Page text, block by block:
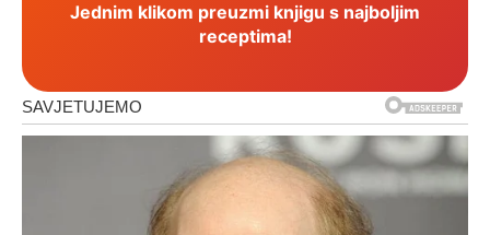
Jednim klikom preuzmi knjigu s najboljim
receptima!